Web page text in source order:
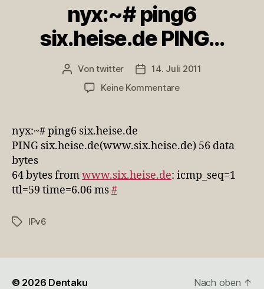
nyx:~# ping6
six.heise.de PING…
Beitragsautor
Vontwitter Veröffentlichungsdatum
14. Juli 2011
Keine Kommentarezu
PING…
nyx:~# ping6 six.heise.de
PING six.heise.de(www.six.heise.de) 56 data
bytes
64 bytes fromwww.six.heise.de: icmp_seq=1
ttl=59 time=6.06 ms#
Schlagwörter
IPv6
© 2026 Dentaku Nach oben ↑